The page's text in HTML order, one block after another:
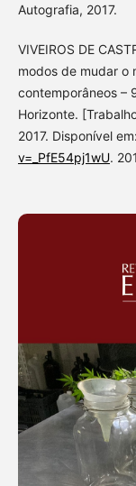
Autografia, 2017.
VIVEIROS DE
modos de mudar o
contemporâneos –
Horizonte.
2017. Disponível em:
v=_PfE54pj1wU.